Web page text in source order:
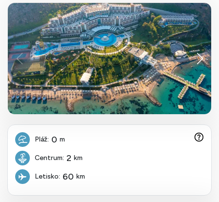
Pláž: 0 m
Centrum: 2 km
Letisko: 60 km